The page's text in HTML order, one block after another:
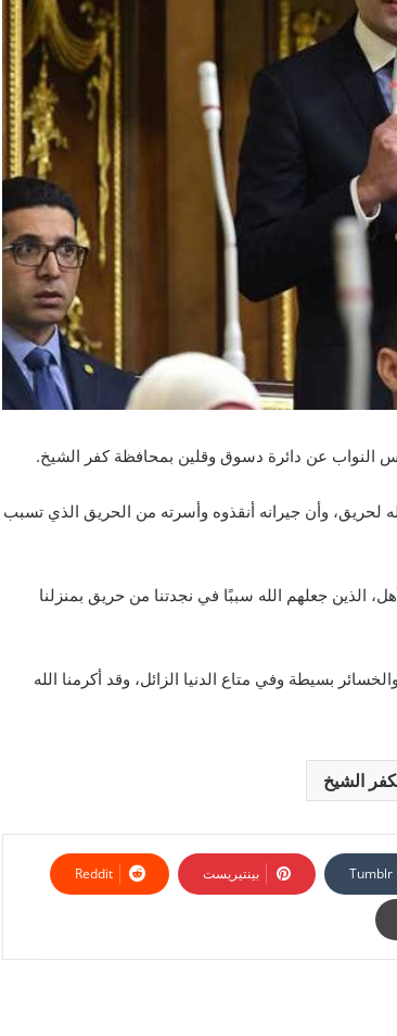
النواب عن دائرة دسوق وقلين بمحافظة كفر الشيخ.
وأن جيرانه أنقذوه وأسرته من الحريق الذي تسبب
الذين جعلهم الله سببًا في نجدتنا من حريق بمنزلنا
بسيطة وفي متاع الدنيا الزائل، وقد أكرمنا الله
الشيخ
بينتيريست